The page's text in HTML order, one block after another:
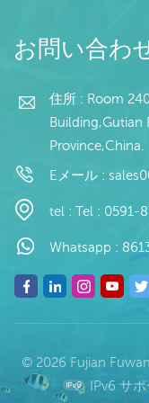
お問い合わ
住所 : Room
Building,Gutian
Province,China.
Eメール :
tel : Tel : 0591-
Whatsapp :
© 2026 Fujian
IPv6 サ